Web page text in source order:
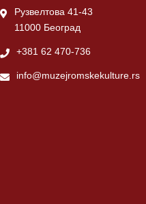
Рузвелтова 41-43
11000 Београд
+381 62 470-736
info@muzejromskekulture.rs